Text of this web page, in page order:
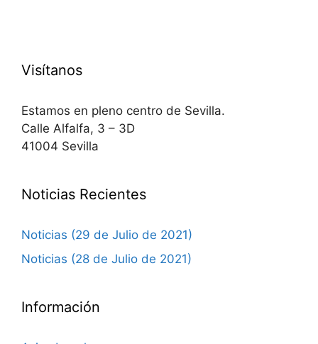
Visítanos
Estamos en pleno centro de Sevilla.
Calle Alfalfa, 3 – 3D
41004 Sevilla
Noticias Recientes
Noticias (29 de Julio de 2021)
Noticias (28 de Julio de 2021)
Información